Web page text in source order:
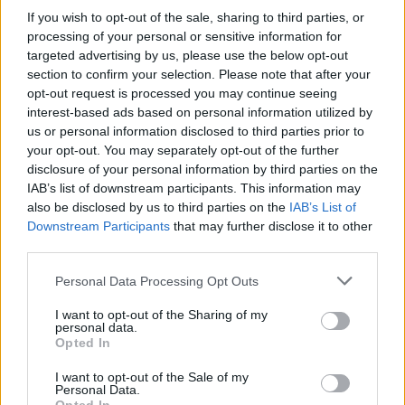
If you wish to opt-out of the sale, sharing to third parties, or
processing of your personal or sensitive information for
targeted advertising by us, please use the below opt-out
section to confirm your selection. Please note that after your
opt-out request is processed you may continue seeing
interest-based ads based on personal information utilized by
us or personal information disclosed to third parties prior to
your opt-out. You may separately opt-out of the further
disclosure of your personal information by third parties on the
IAB’s list of downstream participants. This information may
also be disclosed by us to third parties on the IAB’s List of
Downstream Participants that may further disclose it to other
Personal Data Processing Opt Outs
I want to opt-out of the Sharing of my
personal data.
Opted In
I want to opt-out of the Sale of my
Personal Data.
Kouamé y Cilic en Roland Garros
2026 será histórico
Diego Jiménez Rubio- 22 may 2026